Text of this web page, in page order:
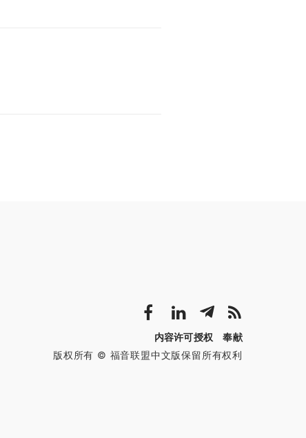
内容许可授权
奉献
版权所有 © 福音联盟中文版保留所有权利